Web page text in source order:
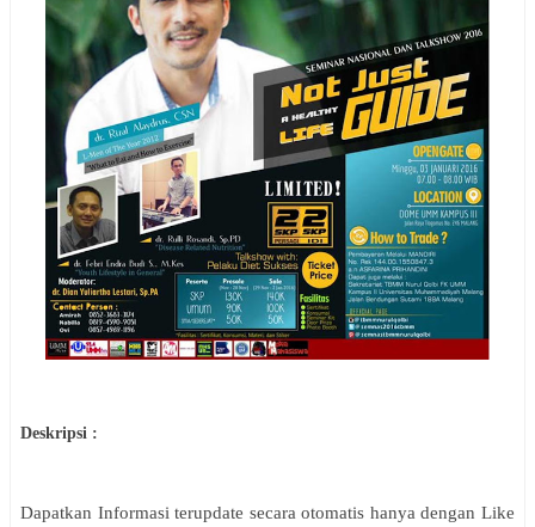
Deskripsi :
Dapatkan Informasi terupdate secara otomatis hanya dengan Like